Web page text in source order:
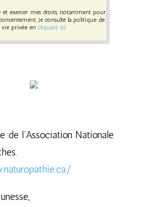
et exercer mes droits, notamment pour
je consulte la politique de
vie privée encliquant ici
de l’Association Nationale